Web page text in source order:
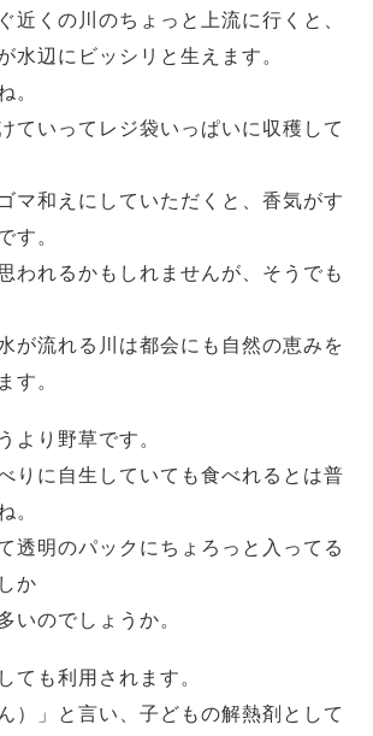
近くの川のちょっと上流に行くと、
水辺にビッシリと生えます。
。
ていってレジ袋いっぱいに収穫して
マ和えにしていただくと、香気がす
す。
われるかもしれませんが、そうでも
が流れる川は都会にも自然の恵みを
す。
より野草です。
りに自生していても食べれるとは普
。
透明のパックにちょろっと入ってる
か
いのでしょうか。
ても利用されます。
）」と言い、子どもの解熱剤として